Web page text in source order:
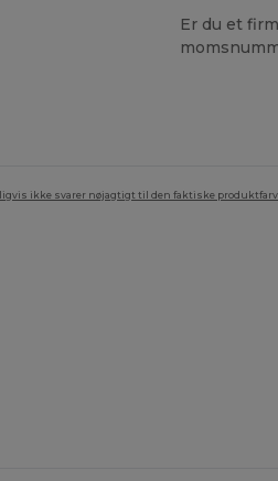
Er du et
ikke svarer nøjagtigt til den faktiske